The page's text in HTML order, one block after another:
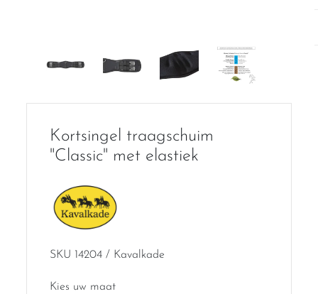
Kortsingel traagschuim
"Classic" met elastiek
SKU 14204 / Kavalkade
Kies uw maat